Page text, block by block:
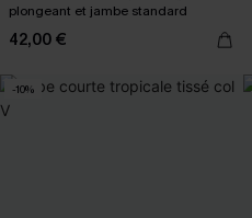
plongeant et jambe standard
42,00 €
-10%